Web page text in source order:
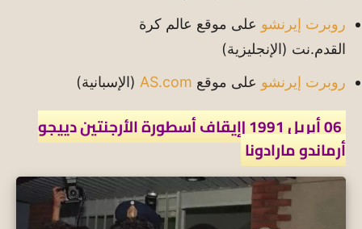
روبرت إيرنشو على موقع عالم كرة
القدم.نت (الإنجليزية)
روبرت إيرنشو على موقع AS.com (الإسبانية)
06 أبريل 1991 |إيقاف أسطورة الأرجنتين دييجو
أرماندو مارادونا